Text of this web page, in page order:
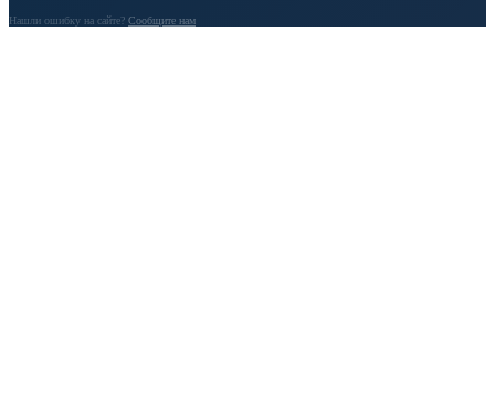
Нашли ошибку на сайте? Сообщите нам